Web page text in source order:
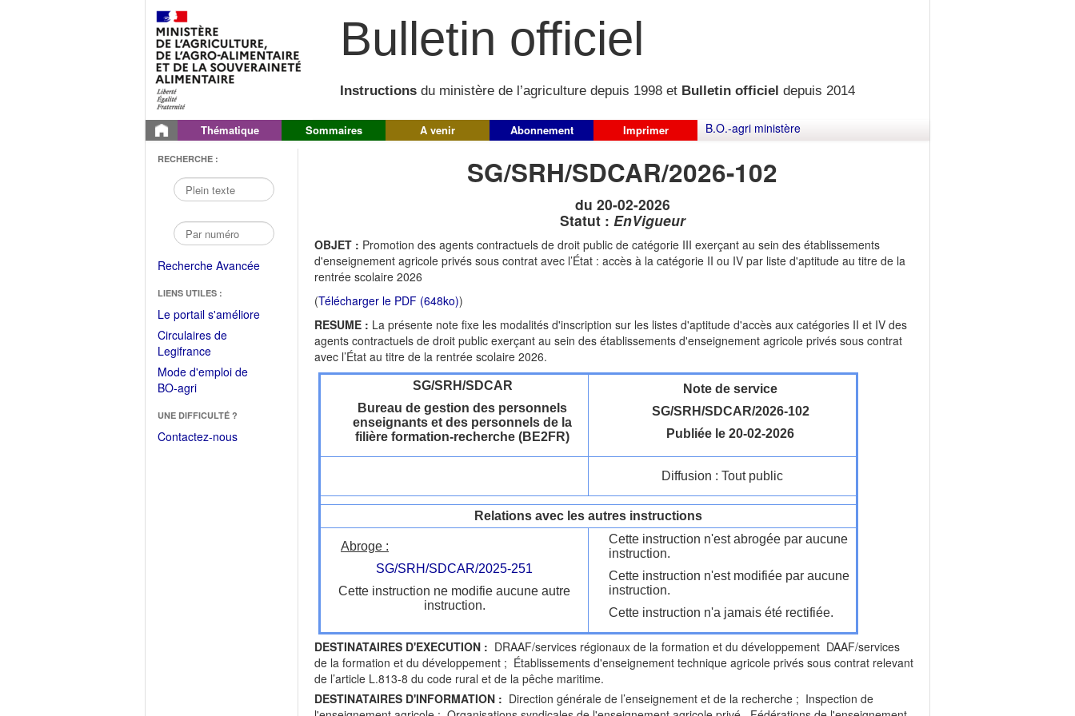
Bulletin officiel
Instructions du ministère de l’agriculture depuis 1998 et Bulletin officiel depuis 2014
Thématique Sommaires A venir Abonnement Imprimer B.O.-agri ministère
RECHERCHE :
Recherche Avancée
LIENS UTILES :
Le portail s'améliore(Fichier
Circulaires de
Legifrance(Ouvrir
dans
une
fenêtre)
Mode d'emploi de
BO-agri(Ouvrir
une
nouvelle
UNE DIFFICULTÉ ?
Contactez-nous
SG/SRH/SDCAR/2026-102
du 20-02-2026
Statut : EnVigueur
OBJET : Promotion des agents contractuels de droit public de catégorie III exerçant au sein des établissements
d'enseignement agricole privés sous contrat avec l’État : accès à la catégorie II ou IV par liste d'aptitude au titre de la
rentrée scolaire 2026
(Télécharger le PDF (648ko))
RESUME : La présente note fixe les modalités d'inscription sur les listes d'aptitude d'accès aux catégories II et IV des
agents contractuels de droit public exerçant au sein des établissements d'enseignement agricole privés sous contrat
avec l’État au titre de la rentrée scolaire 2026.
SG/SRH/SDCAR
Bureau de gestion des personnels
enseignants et des personnels de la
filière formation-recherche (BE2FR)
Note de service
SG/SRH/SDCAR/2026-102
Publiée le 20-02-2026
Diffusion : Tout public
Relations avec les autres instructions
Abroge :
SG/SRH/SDCAR/2025-251
Cette instruction ne modifie aucune autre
instruction.
Cette instruction n'est abrogée par aucune
instruction.
Cette instruction n'est modifiée par aucune
instruction.
Cette instruction n'a jamais été rectifiée.
DESTINATAIRES D'EXECUTION : DRAAF/services régionaux de la formation et du développement DAAF/services
de la formation et du développement ; Établissements d'enseignement technique agricole privés sous contrat relevant
de l’article L.813-8 du code rural et de la pêche maritime.
DESTINATAIRES D'INFORMATION : Direction générale de l’enseignement et de la recherche ; Inspection de